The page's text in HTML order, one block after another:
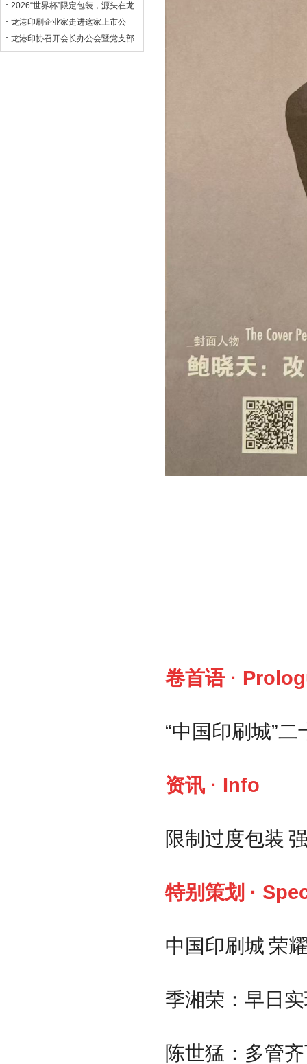
开拓国风文创市场
2026“世界杯”限定包装，源头在龙
港
龙港印刷企业家走进这家上市公
司，学习数智化转型经验！
龙港印协召开会长办公会暨党支部
卷首语 · P
“中国印刷城”二
资讯 · Info
限制过度包装
特别策划 ·
中国印刷城 荣
季湘荣：早日
陈世猛：多管